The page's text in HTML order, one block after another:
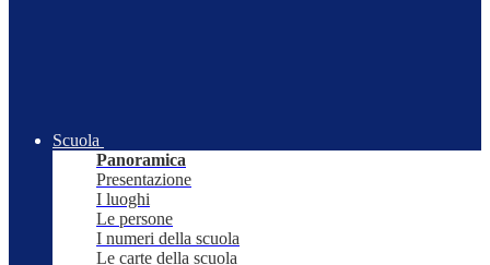
Scuola
Panoramica
Presentazione
I luoghi
Le persone
I numeri della scuola
Le carte della scuola